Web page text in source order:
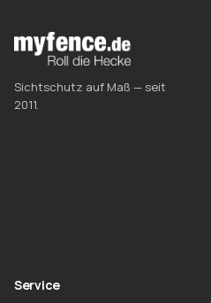
Sichtschutz auf Maß — seit
2011.
Service